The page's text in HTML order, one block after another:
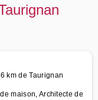
km de Taurignan
maison, Architecte de